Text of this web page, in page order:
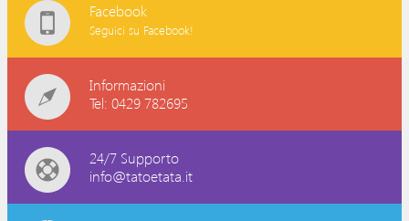
Facebook
Seguici su Facebook!
Informazioni
Tel: 0429 782695
24/7 Supporto
info@tatoetata.it